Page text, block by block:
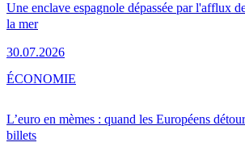
Une enclave espagnole dépassée par l'afflux
la mer
30.07.2026
L’euro en mèmes : quand les Européens
billets
ÉCONOMIE